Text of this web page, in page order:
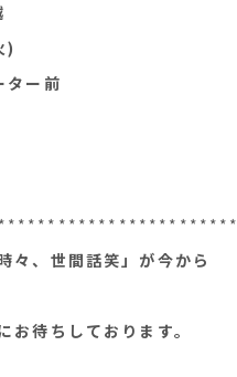
)
ター前
々、世間話笑」が今から
お待ちしております。